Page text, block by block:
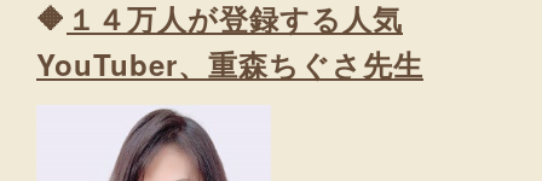
🔶 １４万人が登録する人気
YouTuber、重森ちぐさ先生